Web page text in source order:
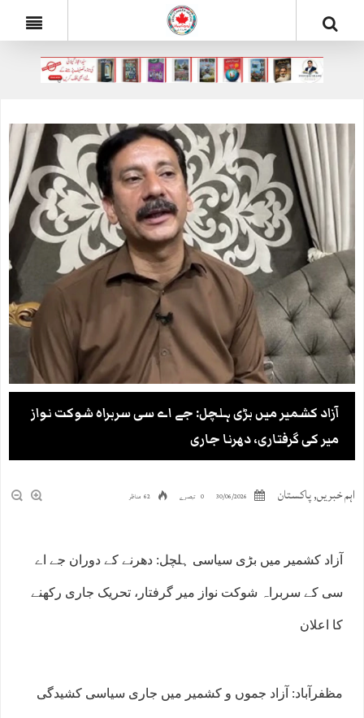
آزاد کشمیر میں بڑی ہلچل: جے اے سی سربراہ شوکت نواز
میر کی گرفتاری، دھرنا جاری
اہم خبریں,پاکستان 30/06/2026 0 تبصرے 62 مناظر
آزاد کشمیر میں بڑی سیاسی ہلچل: دھرنے کے دوران جے اے
سی کے سربراہ شوکت نواز میر گرفتار، تحریک جاری رکھنے
کا اعلان
مظفرآباد: آزاد جموں و کشمیر میں جاری سیاسی کشیدگی